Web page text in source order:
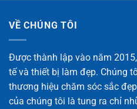
VỀ CHÚNG TÔI
Được thành lập vào năm
tế và thiết bị làm đẹp. Chúng
thương hiệu chăm sóc sắc
của chúng tôi là tung ra chỉ